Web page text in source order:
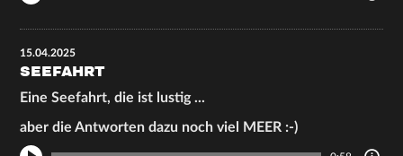
15.04.2025
SEEFAHRT
Eine Seefahrt, die ist lustig ...
aber die Antworten dazu noch viel MEER :-)